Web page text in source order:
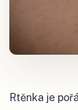
Rtěnka je